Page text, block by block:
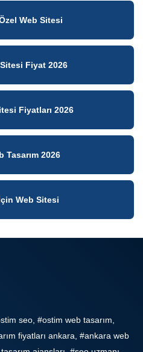
Web Sitesi
Fiyat 2026
Fiyatları 2026
Tasarım 2026
Web Sitesi
seo, #ostim web tasarım,
fiyatları ankara, #ankara web